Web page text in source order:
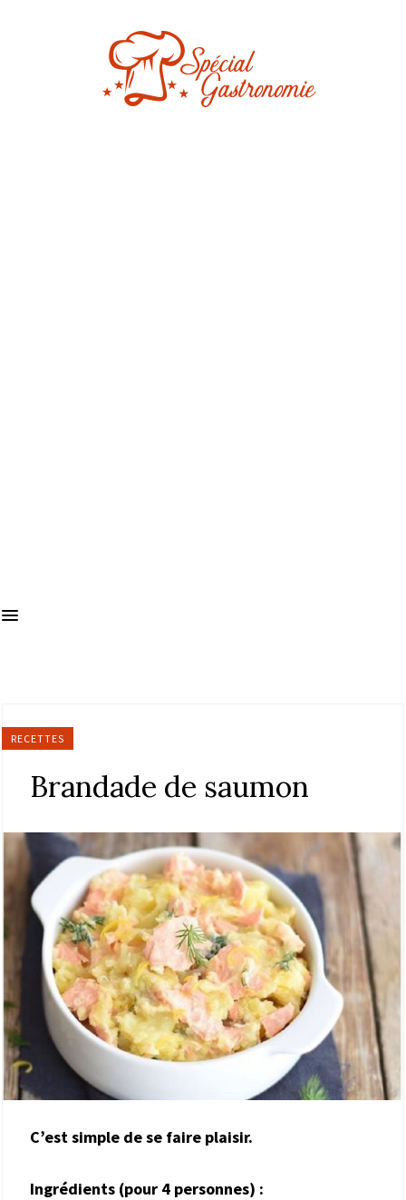
RECETTES
Brandade de saumon
C’est simple de se faire plaisir.
Ingrédients (pour 4 personnes) :